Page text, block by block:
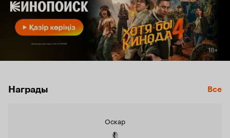
Награды Все
Оскар